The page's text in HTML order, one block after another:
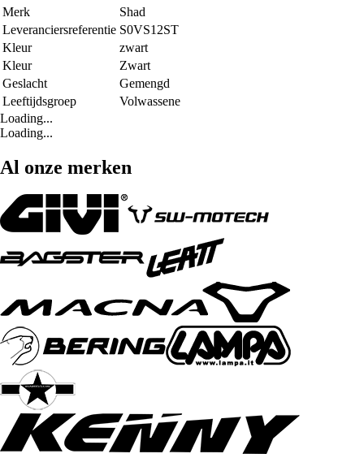
Merk
Shad
Leveranciersreferentie S0VS12ST
Kleur
zwart
Kleur
Zwart
Geslacht
Gemengd
Leeftijdsgroep
Volwassene
Loading...
Loading...
Al onze merken